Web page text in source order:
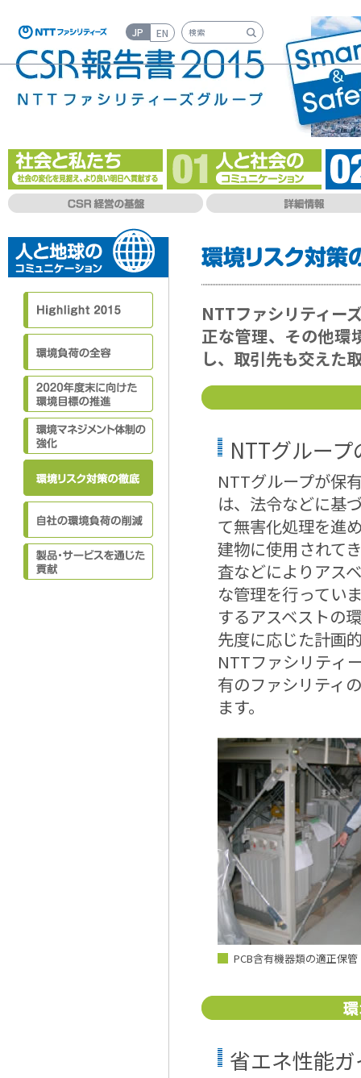
JP EN 検索キーワード入力
NTTファシリティー
正な管理、その他環
し、取引先も交えた
NTTグルー
NTTグループが保
は、法令などに基
て無害化処理を進
建物に使用されて
査などによりアス
な管理を行ってい
するアスベストの
先度に応じた計画
NTTファシリティ
有のファシリティ
ます。
PCB含有機器類の適正保
省エネ性能